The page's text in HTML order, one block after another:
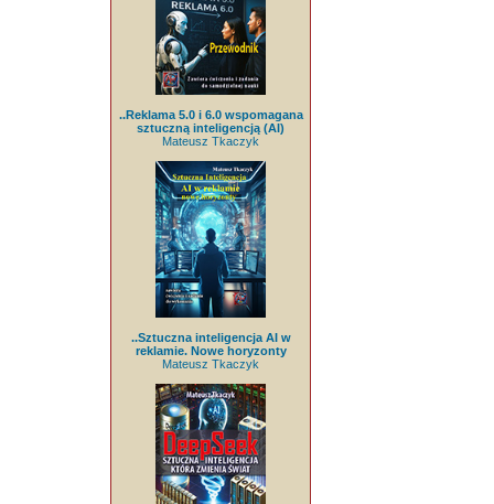
..Reklama 5.0 i 6.0 wspomagana
sztuczną inteligencją (AI)
Mateusz Tkaczyk
..Sztuczna inteligencja AI w
reklamie. Nowe horyzonty
Mateusz Tkaczyk